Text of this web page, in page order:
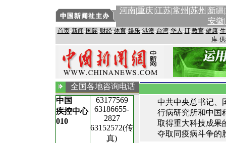
河南|重庆|江苏|常州 |苏州 |新疆|
安徽|
首页-新闻 - 国际-财经-体育-娱乐-港澳-台湾-华人 -IT-教育-健康-
库-
全国各地咨询电话
中国
疾控中心
010
63177569
63186655-
2827
63152572(传
真)
中共中央总书记、
行病研究所和中国
取得重大科技成果
夺取同疫病斗争的